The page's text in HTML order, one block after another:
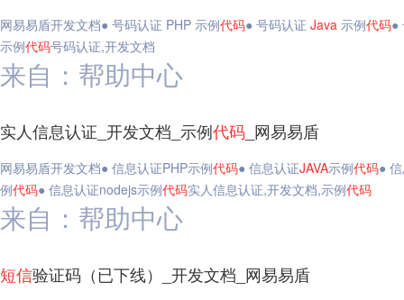
网易易盾开发文档● 号码认证 PHP 示例代码● 号码认证 Java 示例代码●
示例代码号码认证,开发文档
来自：帮助中心
实人信息认证_开发文档_示例代码 _网易易盾
网易易盾开发文档● 信息认证PHP示例代码● 信息认证JAVA示例代码●
例代码● 信息认证nodejs示例代码实人信息认证,开发文档,示例代码
来自：帮助中心
短信验证码（已下线）_开发文档_网易易盾